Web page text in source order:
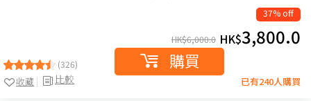
(326)
比較
收藏
37% off
HK$6,000.0 HK$3,800.0
購買
已有240人購買